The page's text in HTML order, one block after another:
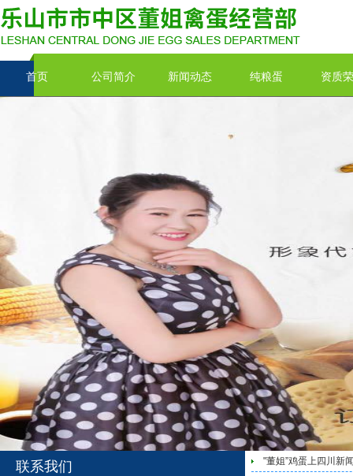
首页 公司简介 新闻动态 纯粮蛋 资质
联系我们
"董姐”鸡蛋上四川新